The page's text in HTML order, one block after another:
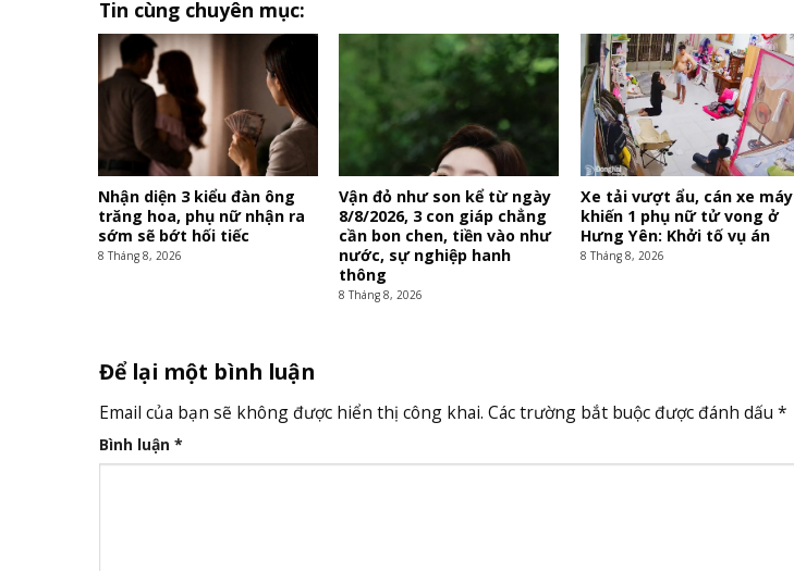
Tin cùng chuyên mục:
Nhận diện 3 kiểu đàn ông
trăng hoa, phụ nữ nhận ra
sớm sẽ bớt hối tiếc
8 Tháng 8, 2026
Vận đỏ như son kể từ ngày
8/8/2026, 3 con giáp chẳng
cần bon chen, tiền vào như
nước, sự nghiệp hanh
thông
8 Tháng 8, 2026
Xe tải vượt ẩu, cán xe máy
khiến 1 phụ nữ tử vong ở
Hưng Yên: Khởi tố vụ án
8 Tháng 8, 2026
Để lại một bình luận
Email của bạn sẽ không được hiển thị công khai. Các trường bắt buộc được đánh dấu *
Bình luận *